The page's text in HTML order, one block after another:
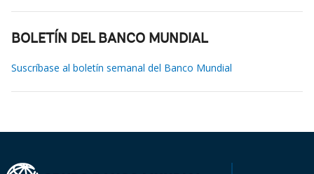
BOLETÍN DEL BANCO MUNDIAL
Suscríbase al boletín semanal del Banco Mundial